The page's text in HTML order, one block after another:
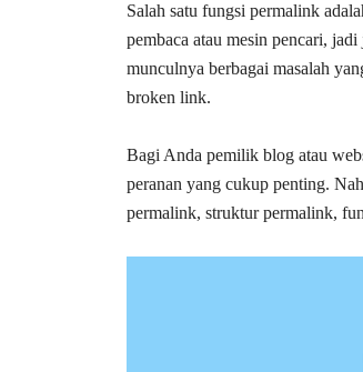
Salah satu fungsi permalink
pembaca atau mesin pencari,
munculnya berbagai masalah
broken link.
Bagi Anda pemilik blog atau
peranan yang cukup penting.
permalink, struktur permalink,